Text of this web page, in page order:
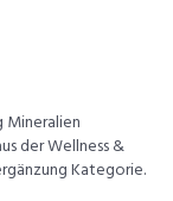
Mineralien
der Wellness &
Kategorie.